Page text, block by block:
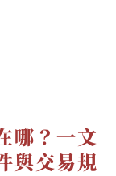
哪？一文
與交易規